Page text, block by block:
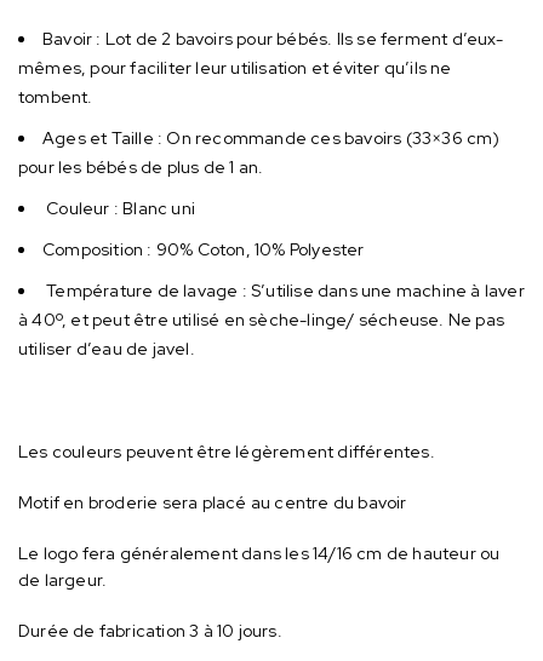
Bavoir : Lot de 2 bavoirs pour bébés. Ils se ferment d’eux-
mêmes, pour faciliter leur utilisation et éviter qu’ils ne
tombent.
Ages et Taille : On recommande ces bavoirs (33×36 cm)
pour les bébés de plus de 1 an.
Couleur : Blanc uni
Composition : ‎90% Coton, 10% Polyester
Température de lavage : S’utilise dans une machine à laver
à 40º, et peut être utilisé en sèche-linge/ sécheuse. Ne pas
utiliser d’eau de javel.
Les couleurs peuvent être légèrement différentes.
Motif en broderie sera placé au centre du bavoir
Le logo fera généralement dans les 14/16 cm de hauteur ou
de largeur.
Durée de fabrication 3 à 10 jours.